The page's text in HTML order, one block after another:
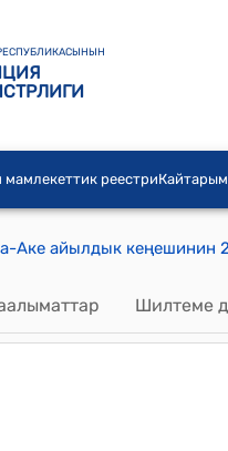
реестри
Шилтеме